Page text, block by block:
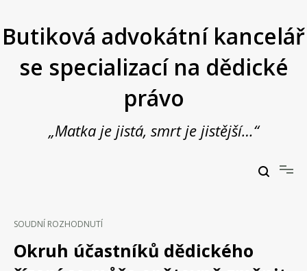
obsah
Butiková advokátní kancelář
se specializací na dědické
právo
„Matka je jistá, smrt je jistější…“
SOUDNÍ ROZHODNUTÍ
Okruh účastníků dědického